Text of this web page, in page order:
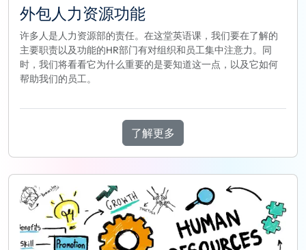
外包人力资源功能
许多人是人力资源部的责任。在这堂英语课，我们要在了解的
主要职责以及功能的HR部门有对组织和员工集中注意力。同
时，我们将看看它为什么重要的是要知道这一点，以及它如何
帮助我们的员工。
了解更多